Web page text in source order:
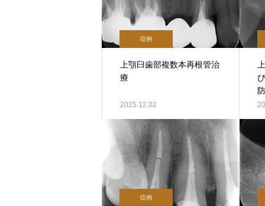
症例
上顎臼歯部複数本再根管治
療
2025.12.02
症例